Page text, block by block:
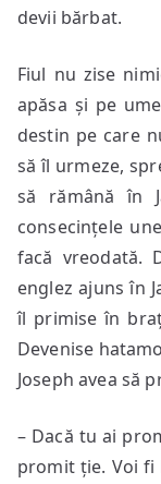
devii bărbat.
Fiul nu zise
apăsa și pe
destin pe care
să îl urmeze,
să rămână în
consecințele
facă vreodată.
englez ajuns în
îl primise în
Devenise
Joseph avea să
– Dacă tu ai
promit ție. Voi fi